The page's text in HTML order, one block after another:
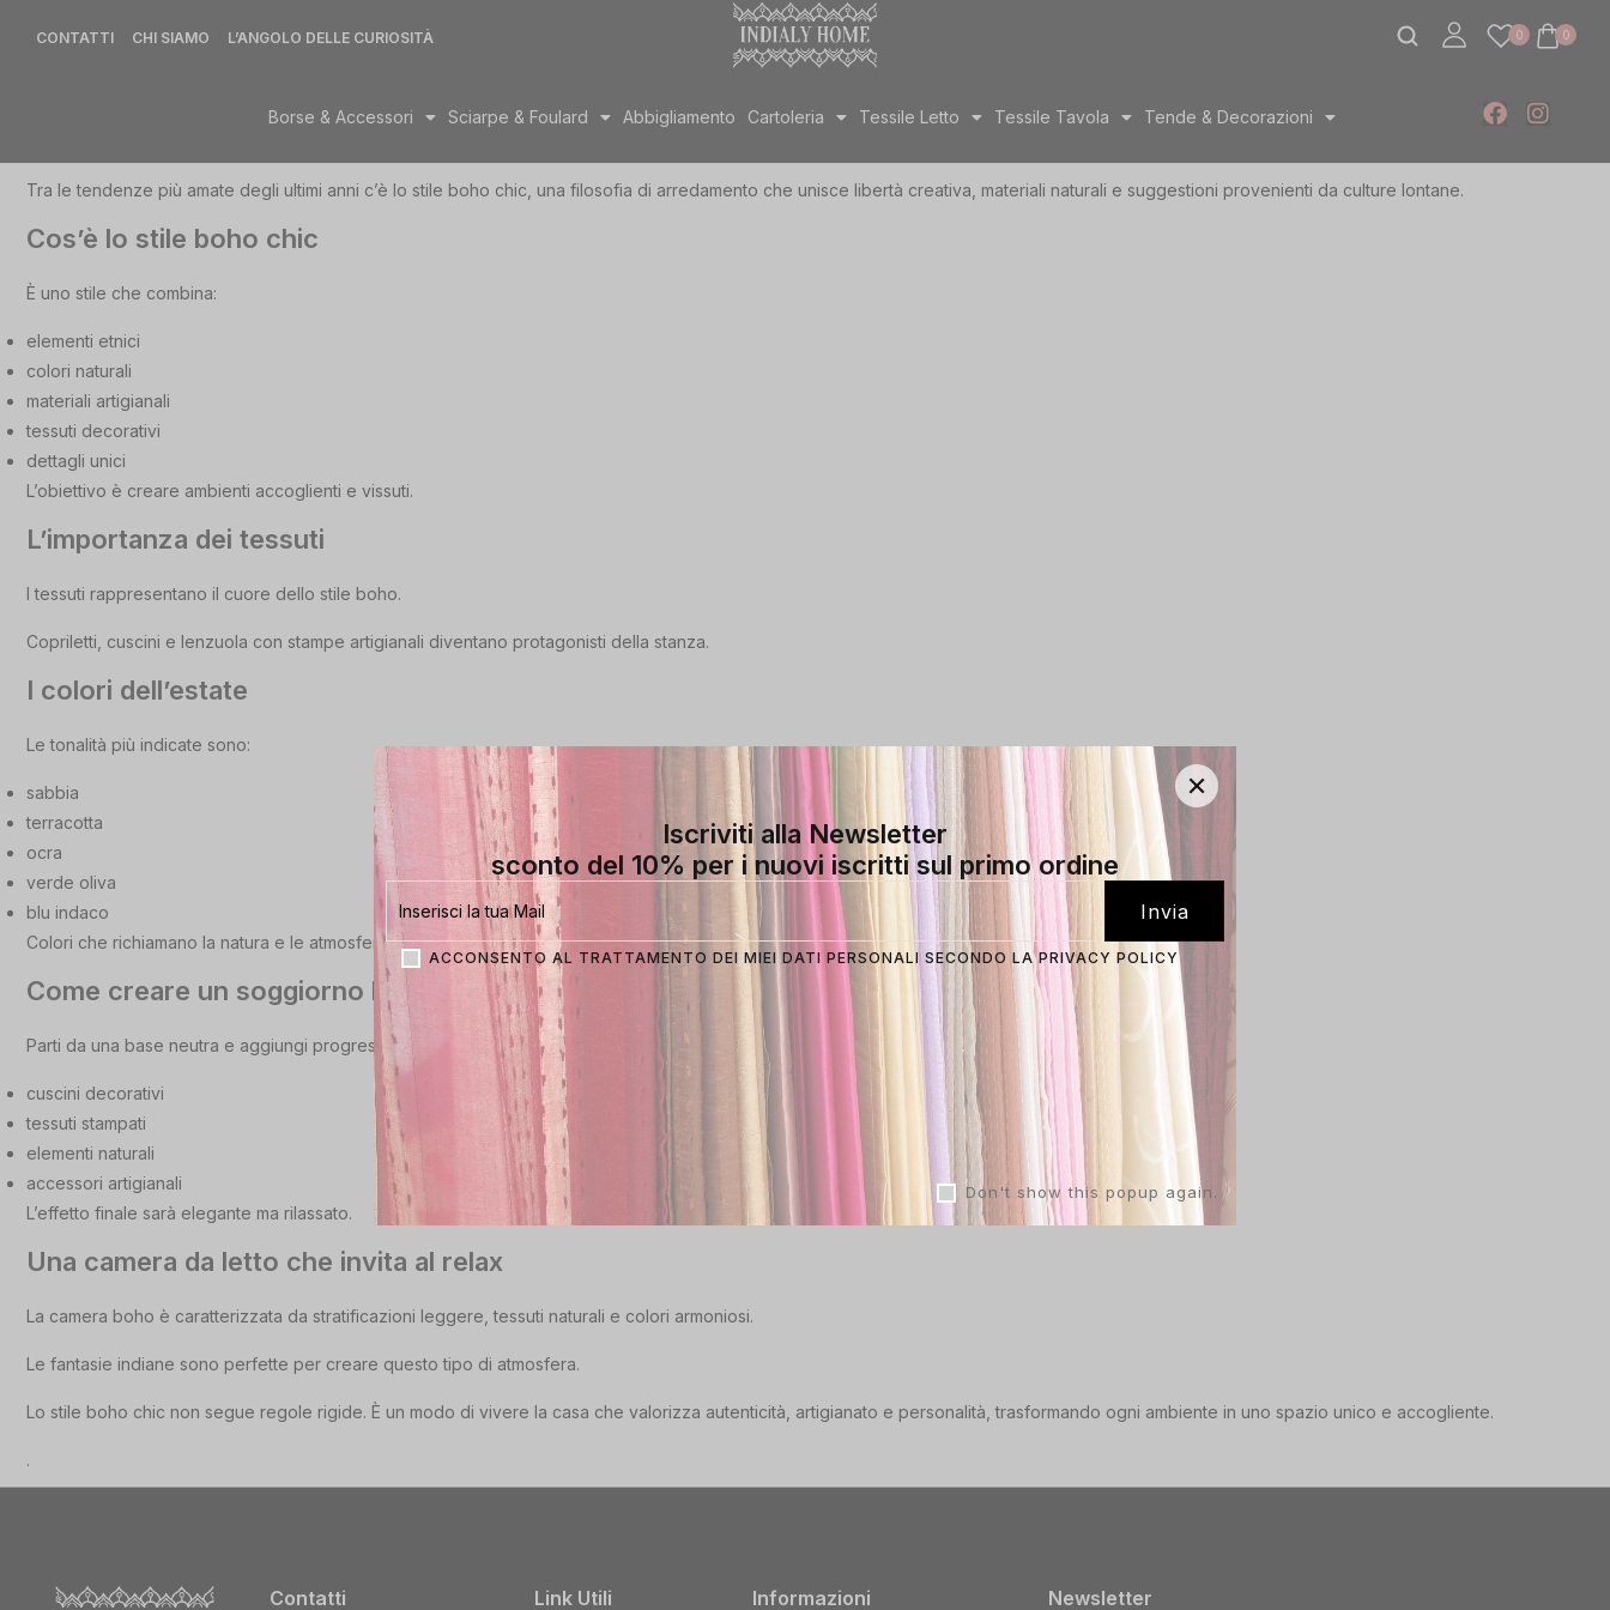
Iscriviti alla Newsletter
sconto del 10% per i nuovi iscritti sul primo ordine
ACCONSENTO AL TRATTAMENTO DEI MIEI DATI PERSONALI SECONDO LAPRIVACY POLICY
Don't show this popup again.
CONTATTI CHI SIAMO L’ANGOLO DELLE CURIOSITÀ 0 0
Borse & Accessori Sciarpe & Foulard Abbigliamento Cartoleria Tessile Letto Tessile Tavola Tende & Decorazioni
Tra le tendenze più amate degli ultimi anni c’è lo stile boho chic, una filosofia di arredamento che unisce libertà creativa, materiali naturali e suggestioni provenienti da culture lontane.
Cos’è lo stile boho chic
È uno stile che combina:
elementi etnici
colori naturali
materiali artigianali
tessuti decorativi
dettagli unici
L’obiettivo è creare ambienti accoglienti e vissuti.
L’importanza dei tessuti
I tessuti rappresentano il cuore dello stile boho.
Copriletti, cuscini e lenzuola con stampe artigianali diventano protagonisti della stanza.
I colori dell’estate
Le tonalità più indicate sono:
sabbia
terracotta
ocra
verde oliva
blu indaco
Colori che richiamano la natura e le atmosfere mediterranee.
Come creare un soggiorno boho chic
Parti da una base neutra e aggiungi progressivamente:
cuscini decorativi
tessuti stampati
elementi naturali
accessori artigianali
L’effetto finale sarà elegante ma rilassato.
Una camera da letto che invita al relax
La camera boho è caratterizzata da stratificazioni leggere, tessuti naturali e colori armoniosi.
Le fantasie indiane sono perfette per creare questo tipo di atmosfera.
Lo stile boho chic non segue regole rigide. È un modo di vivere la casa che valorizza autenticità, artigianato e personalità, trasformando ogni ambiente in uno spazio unico e accogliente.
.
Contatti Link Utili Informazioni Newsletter